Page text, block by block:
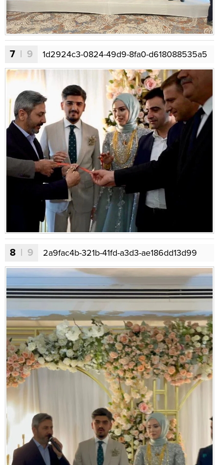
7 | 9 1d2924c3-0824-49d9-8fa0-d618088535a5
8 | 9 2a9fac4b-321b-41fd-a3d3-ae186dd13d99